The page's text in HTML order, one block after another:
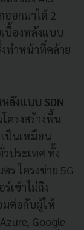
ออกมาได้ 2
บื้องหลังแบบ
งทำหน้าที่คล้าย
ลังแบบ SDN
ครงสร้างพื้น
เป็นเหมือน
ประเทศ ทั้ง
ร โครงข่าย 5G
เข้าไม่ถึง
มต่อกับผู้ให้
Google